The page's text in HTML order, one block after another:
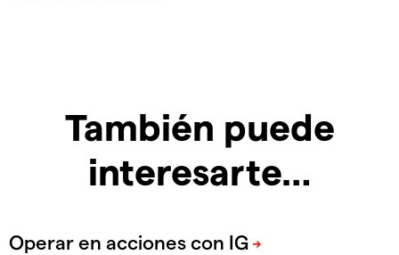
También puede
interesarte…